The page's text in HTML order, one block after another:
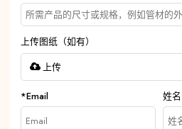
上传图纸（如有）
上传
*Email 姓名